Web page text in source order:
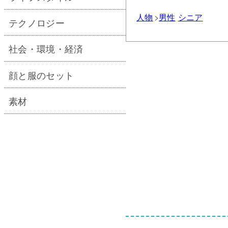
人物 男性 シニア
テクノロジー
社会・環境・経済
顔と服のセット
素材